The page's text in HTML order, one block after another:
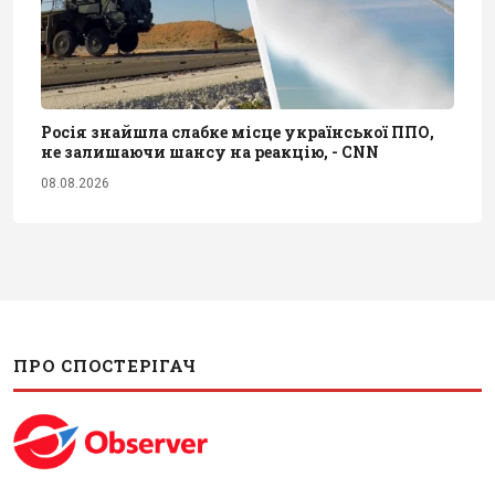
Росія знайшла слабке місце української ППО,
не залишаючи шансу на реакцію, - CNN
08.08.2026
ПРО СПОСТЕРІГАЧ